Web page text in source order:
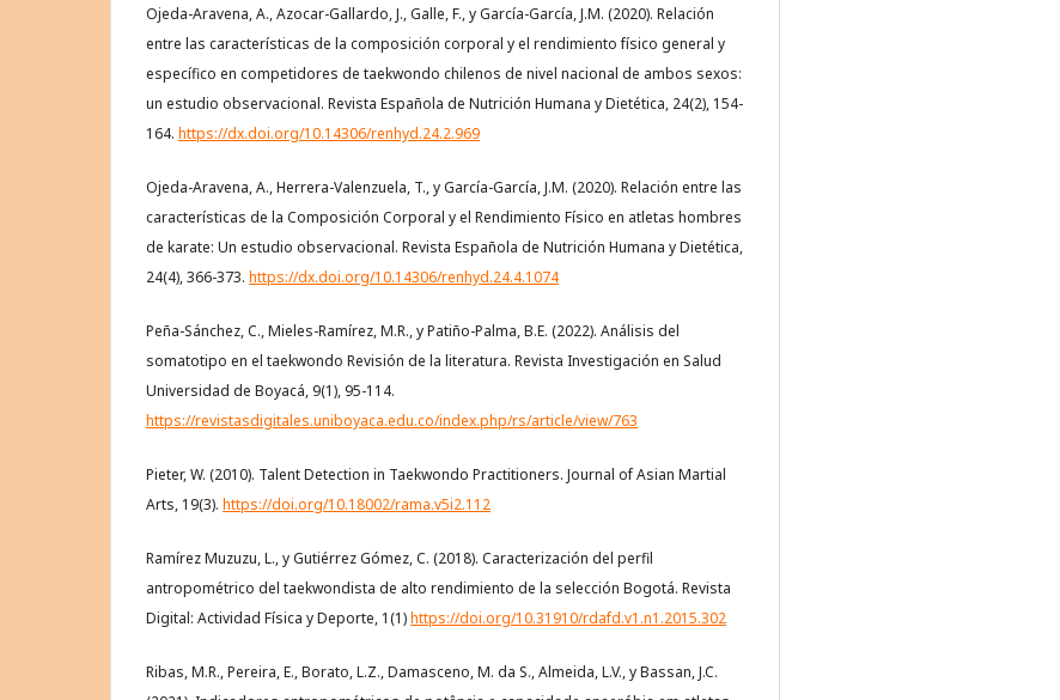
Ojeda-Aravena, A., Azocar-Gallardo, J., Galle, F., y García-García, J.M. (2020). Relación
entre las características de la composición corporal y el rendimiento físico general y
específico en competidores de taekwondo chilenos de nivel nacional de ambos sexos:
un estudio observacional. Revista Española de Nutrición Humana y Dietética, 24(2), 154-
164. https://dx.doi.org/10.14306/renhyd.24.2.969
Ojeda-Aravena, A., Herrera-Valenzuela, T., y García-García, J.M. (2020). Relación entre las
características de la Composición Corporal y el Rendimiento Físico en atletas hombres
de karate: Un estudio observacional. Revista Española de Nutrición Humana y Dietética,
24(4), 366-373. https://dx.doi.org/10.14306/renhyd.24.4.1074
Peña-Sánchez, C., Mieles-Ramírez, M.R., y Patiño-Palma, B.E. (2022). Análisis del
somatotipo en el taekwondo Revisión de la literatura. Revista Investigación en Salud
Universidad de Boyacá, 9(1), 95-114.
https://revistasdigitales.uniboyaca.edu.co/index.php/rs/article/view/763
Pieter, W. (2010). Talent Detection in Taekwondo Practitioners. Journal of Asian Martial
Arts, 19(3). https://doi.org/10.18002/rama.v5i2.112
Ramírez Muzuzu, L., y Gutiérrez Gómez, C. (2018). Caracterización del perfil
antropométrico del taekwondista de alto rendimiento de la selección Bogotá. Revista
Digital: Actividad Física y Deporte, 1(1)https://doi.org/10.31910/rdafd.v1.n1.2015.302
Ribas, M.R., Pereira, E., Borato, L.Z., Damasceno, M. da S., Almeida, L.V., y Bassan, J.C.